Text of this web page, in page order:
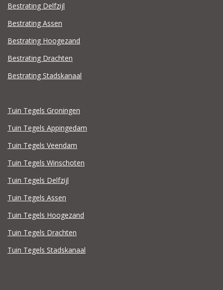
Bestrating Delfzijl
Bestrating Assen
Bestrating Hoogezand
Bestrating Drachten
Bestrating Stadskanaal
Tuin Tegels Groningen
Tuin Tegels Appingedam
Tuin Tegels Veendam
Tuin Tegels Winschoten
Tuin Tegels Delfzijl
Tuin Tegels Assen
Tuin Tegels Hoogezand
Tuin Tegels Drachten
Tuin Tegels Stadskanaal